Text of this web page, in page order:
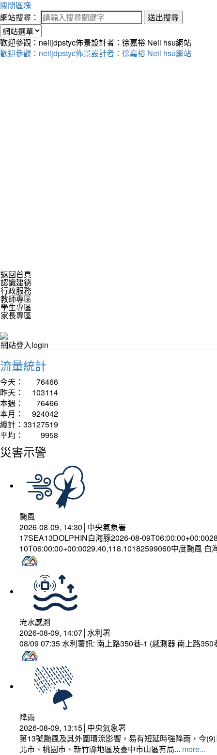
關閉區塊
網站搜尋：
送出搜尋
歡迎參觀：neiljdpstyc佈景設計者：徐嘉裕 Neil hsu網站
歡迎參觀：neiljdpstyc佈景設計者：徐嘉裕 Neil hsu網站
返回首頁
認識建德
行政服務
教師專區
學生專區
家長專區
網站登入login
流量統計
今天：
76466
昨天：
103114
本週：
76466
本月：
924042
總計： 33127519
平均：
9958
災害示警
颱風
2026-08-09, 14:30│中央氣象署
17SEA13DOLPHIN白海豚2026-08-
10T06:00:00+00:0029.40,118.10182599060中度颱風 白
淹水感測
2026-08-09, 14:07│水利署
08/09 07:35 水利署訊: 南上路350巷-1 (感測器 南上路
降雨
2026-08-09, 13:15│中央氣象署
第13號颱風及其外圍環流影響，易有短延時強降雨，今
北市、桃園市、新竹縣地區及臺中市山區有局... more...